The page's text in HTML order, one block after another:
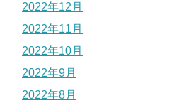
2022年12月
2022年11月
2022年10月
2022年9月
2022年8月